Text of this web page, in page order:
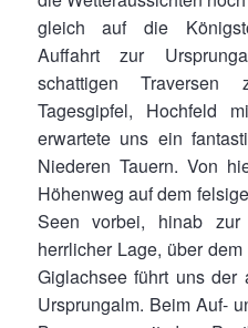
gleich auf die
Auffahrt zur
schattigen
Tagesgipfel, Hochfeld
erwartete uns ein
Niederen Tauern. Von
Höhenweg auf dem
Seen vorbei, hinab
herrlicher Lage, über
Giglachsee führt uns
Ursprungalm. Beim Auf-